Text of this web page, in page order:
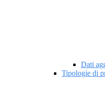
Dati
Tipologie di